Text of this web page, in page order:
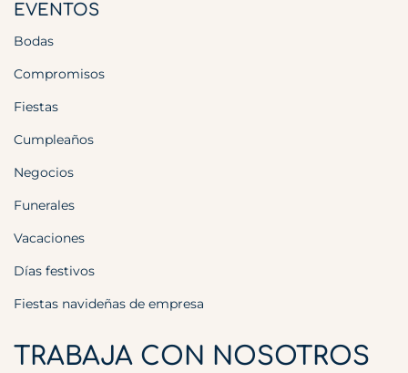
EVENTOS
Bodas
Compromisos
Fiestas
Cumpleaños
Negocios
Funerales
Vacaciones
Días festivos
Fiestas navideñas de empresa
TRABAJA CON NOSOTROS